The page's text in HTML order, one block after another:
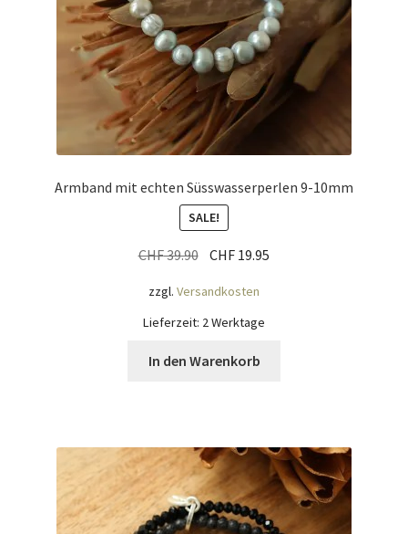
Armband mit echten Süsswasserperlen 9-10mm
SALE!
CHF39.90 Ursprünglicher
war:
CHF 39.90
CHF 19.95
zzgl. Versandkosten
Lieferzeit: 2 Werktage
In den Warenkorb